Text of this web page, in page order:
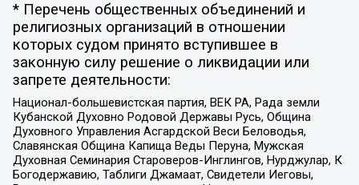
* Перечень общественных объединений и
религиозных организаций в отношении
которых судом принято вступившее в
законную силу решение о ликвидации или
запрете деятельности:
Национал-большевистская партия, ВЕК РА, Рада земли
Кубанской Духовно Родовой Державы Русь, Община
Духовного Управления Асгардской Веси Беловодья,
Славянская Община Капища Веды Перуна, Мужская
Духовная Семинария Староверов-Инглингов, Нурджулар, К
Богодержавию, Таблиги Джамаат, Свидетели Иеговы,